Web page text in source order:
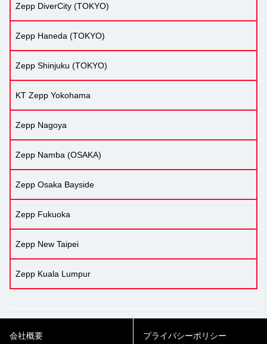
Zepp DiverCity (TOKYO)
Zepp Haneda (TOKYO)
Zepp Shinjuku (TOKYO)
KT Zepp Yokohama
Zepp Nagoya
Zepp Namba (OSAKA)
Zepp Osaka Bayside
Zepp Fukuoka
Zepp New Taipei
Zepp Kuala Lumpur
会社概要 プライバシーポリシー